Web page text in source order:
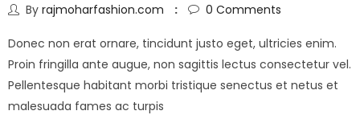
By rajmoharfashion.com 0 Comments
Donec non erat ornare, tincidunt justo eget, ultricies enim.
Proin fringilla ante augue, non sagittis lectus consectetur vel.
Pellentesque habitant morbi tristique senectus et netus et
malesuada fames ac turpis